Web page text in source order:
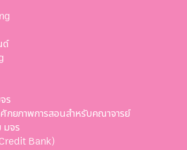
ด์
ร
กยภาพการสอนสำหรับคณาจารย์
มจร
Bank)